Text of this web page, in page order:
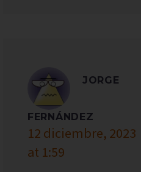
JORGE
FERNÁNDEZ
12 diciembre, 2023
at 1:59